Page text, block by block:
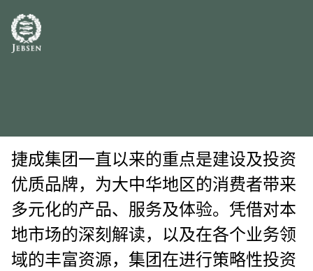
捷成集团一直以来的重点是建设及投资
优质品牌，为大中华地区的消费者带来
多元化的产品、服务及体验。凭借对本
地市场的深刻解读，以及在各个业务领
域的丰富资源，集团在进行策略性投资